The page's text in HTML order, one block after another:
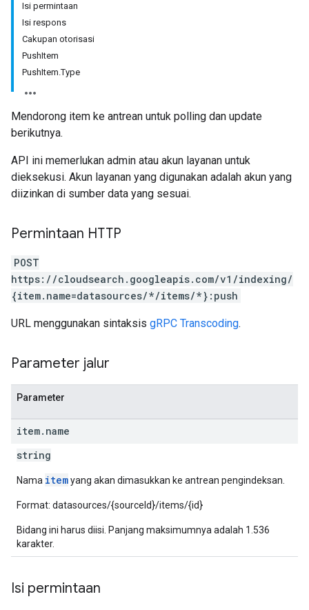
Isi permintaan
Isi respons
Cakupan otorisasi
PushItem
PushItem.Type
Mendorong item ke antrean untuk polling dan update
berikutnya.
API ini memerlukan admin atau akun layanan untuk
dieksekusi. Akun layanan yang digunakan adalah akun yang
diizinkan di sumber data yang sesuai.
Permintaan HTTP
POST
https://cloudsearch.googleapis.com/v1/indexing/
{item.name=datasources/*/items/*}:push
URL menggunakan sintaksis gRPC Transcoding.
Parameter jalur
Parameter
item. name
string
Nama itemyang akan dimasukkan ke antrean pengindeksan.
Format: datasources/{sourceId}/items/{id}
Bidang ini harus diisi. Panjang maksimumnya adalah 1.536
karakter.
Isi permintaan